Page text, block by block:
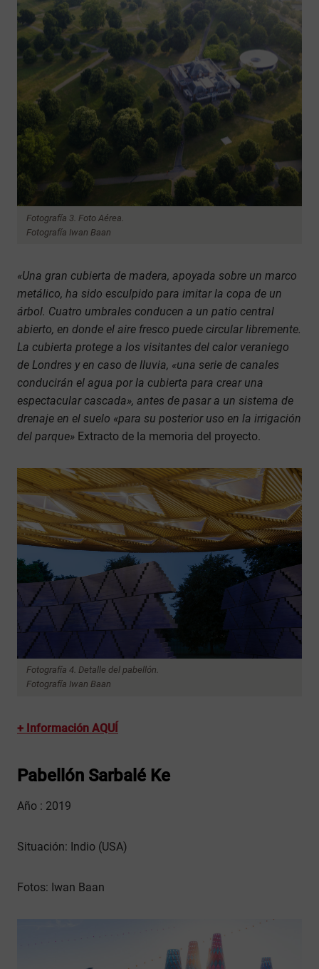
Fotografía 3. Foto Aérea.
Fotografía Iwan Baan
«Una gran cubierta de madera, apoyada sobre un marco
metálico, ha sido esculpido para imitar la copa de un
árbol. Cuatro umbrales conducen a un patio central
abierto, en donde el aire fresco puede circular libremente.
La cubierta protege a los visitantes del calor veraniego
de Londres y en caso de lluvia, «una serie de canales
conducirán el agua por la cubierta para crear una
espectacular cascada», antes de pasar a un sistema de
drenaje en el suelo «para su posterior uso en la irrigación
del parque» Extracto de la memoria del proyecto.
Fotografía 4. Detalle del pabellón.
Fotografía Iwan Baan
+ Información AQUÍ
Pabellón Sarbalé Ke
Año : 2019
Situación: Indio (USA)
Fotos: Iwan Baan